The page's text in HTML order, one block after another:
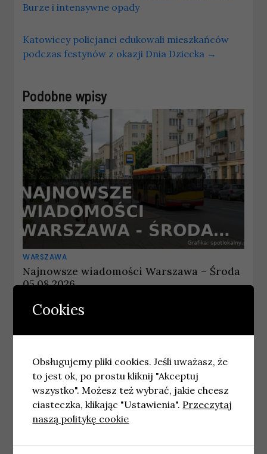
Burze i intensywne opady
Katowiccy policjanci edukowali mieszkańców
podczas festynów z okazji Dnia Dziecka →
Podobne wpisy
WARSZAWA
Najnowsze wiadomości Warszawa – Środa
05.08.2026
Cookies
Obsługujemy pliki cookies. Jeśli uważasz, że
to jest ok, po prostu kliknij "Akceptuj
wszystko". Możesz też wybrać, jakie chcesz
ciasteczka, klikając "Ustawienia". Przeczytaj
naszą politykę cookie